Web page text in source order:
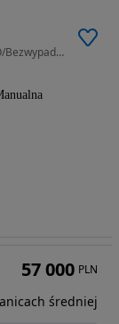
1998 cm3 • 150 KM • Pierwszy właściciel/Serwis ASO/Bezwypadkowy
57 000 PLN
średniej